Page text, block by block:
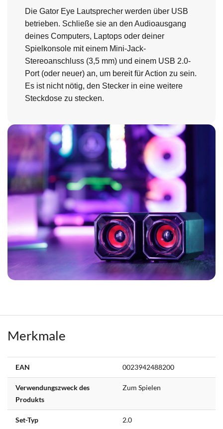
Die Gator Eye Lautsprecher werden über USB
betrieben. Schließe sie an den Audioausgang
deines Computers, Laptops oder deiner
Spielkonsole mit einem Mini-Jack-
Stereoanschluss (3,5 mm) und einem USB 2.0-
Port (oder neuer) an, um bereit für Action zu sein.
Es ist nicht nötig, den Stecker in eine weitere
Steckdose zu stecken.
Merkmale
EAN 0023942488200
Verwendungszweck des
Produkts
Zum Spielen
Set-Typ 2.0